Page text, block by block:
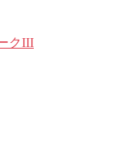
クIII